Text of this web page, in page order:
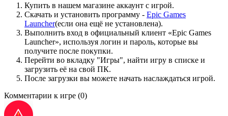
Купить в нашем магазине аккаунт с игрой.
Скачать и установить программу - Epic Games
Launcher(если она ещё не установлена).
Выполнить вход в официальный клиент «Epic Games
Launcher», используя логин и пароль, которые вы
получите после покупки.
Перейти во вкладку "Игры", найти игру в списке и
загрузить её на свой ПК.
После загрузки вы можете начать наслаждаться игрой.
Комментарии к игре (0)